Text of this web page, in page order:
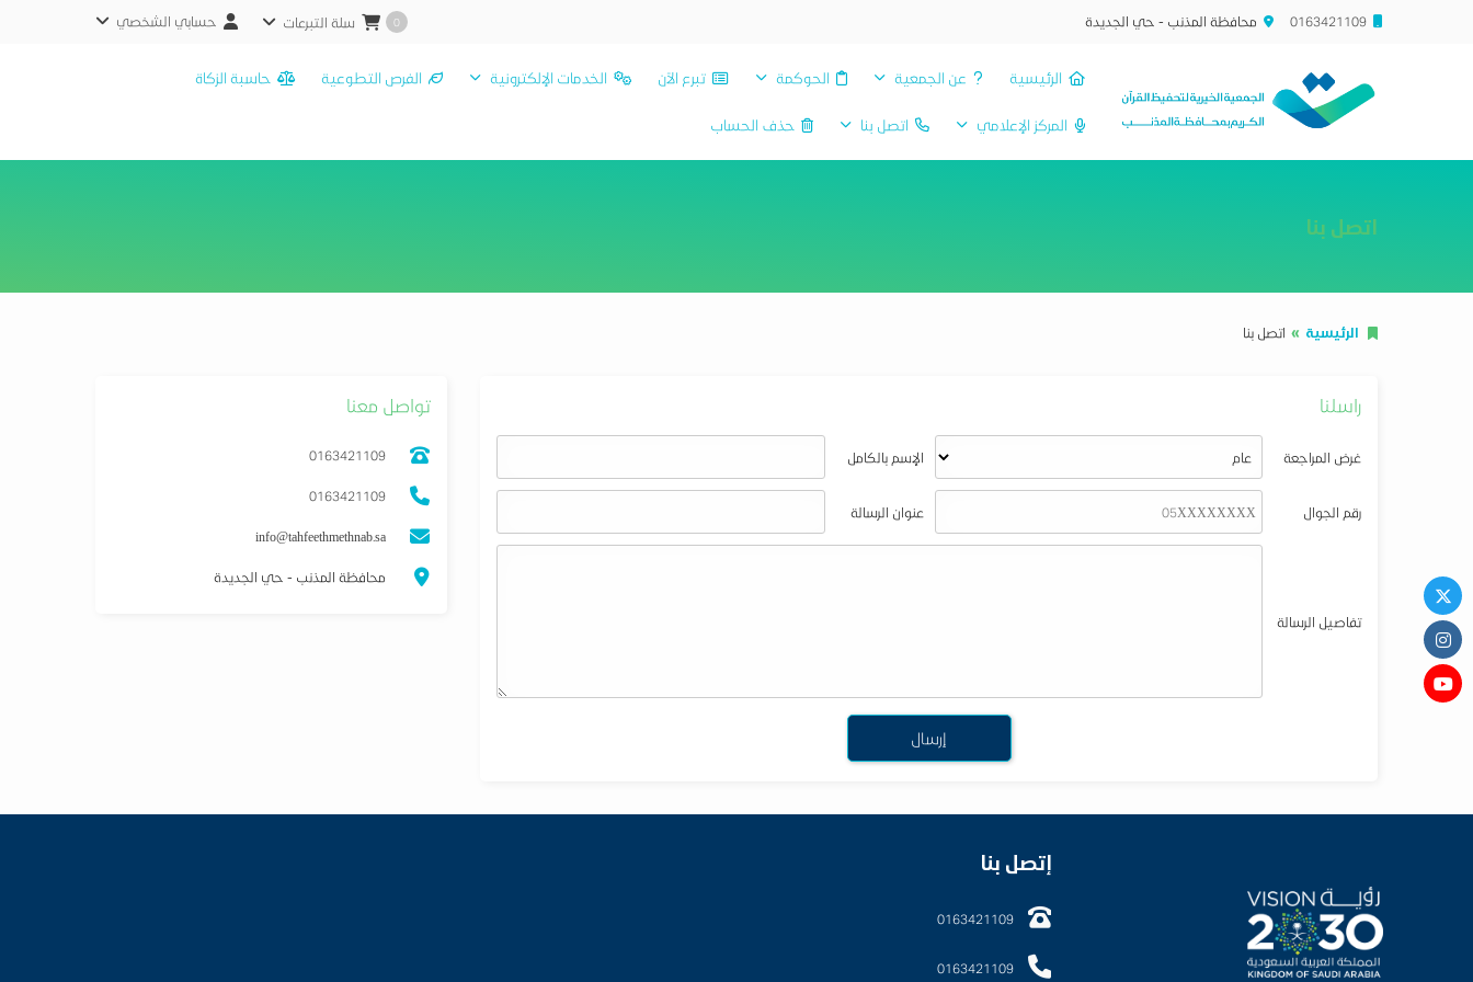
0163421109 محافظة المذنب - حي الجديدة 0 سلة التبرعات حسابي الشخصي
الرئيسية عن الجمعية الحوكمة تبرع الآن الخدمات الإلكترونية الفرص التطوعية حاسبة الزكاة
المركز الإعلامي اتصل بنا حذف الحساب
اتصل بنا
الرئيسية اتصل بنا
راسلنا
غرض المراجعة الإسم بالكامل
رقم الجوال عنوان الرسالة
تفاصيل الرسالة
تواصل معنا
0163421109
0163421109
info@tahfeethmethnab.sa
محافظة المذنب - حي الجديدة
إتصل بنا
0163421109
0163421109